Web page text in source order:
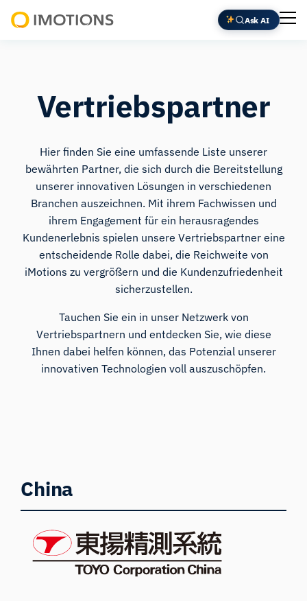
Ask AI
Vertriebspartner
Hier finden Sie eine umfassende Liste unserer
bewährten Partner, die sich durch die Bereitstellung
unserer innovativen Lösungen in verschiedenen
Branchen auszeichnen. Mit ihrem Fachwissen und
ihrem Engagement für ein herausragendes
Kundenerlebnis spielen unsere Vertriebspartner eine
entscheidende Rolle dabei, die Reichweite von
iMotions zu vergrößern und die Kundenzufriedenheit
sicherzustellen.
Tauchen Sie ein in unser Netzwerk von
Vertriebspartnern und entdecken Sie, wie diese
Ihnen dabei helfen können, das Potenzial unserer
innovativen Technologien voll auszuschöpfen.
China